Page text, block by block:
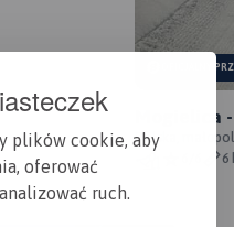
plików cookie, aby
oferować
ruch.
OFICJALNY
Mogielica
rodzinna
Polska,
6